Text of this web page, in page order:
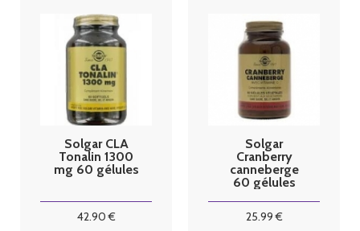
Solgar CLA
Tonalin 1300
mg 60 gélules
42.90€
Solgar
Cranberry
canneberge
60 gélules
25.99€